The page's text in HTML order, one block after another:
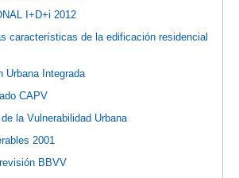
I+D+i 2012
características de la edificación residencial
Urbana Integrada
CAPV
la Vulnerabilidad Urbana
2001
BBVV